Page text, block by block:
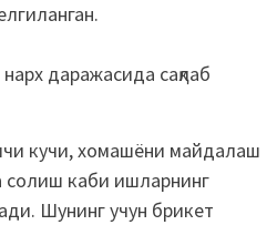
даражасида сақлаб
кучи, хомашёни майдалаш
солиш каби ишларнинг
Шунинг учун брикет